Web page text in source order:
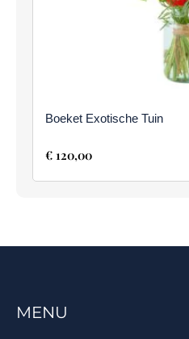
Boeket Exotische Tuin
€ 120,00
MENU